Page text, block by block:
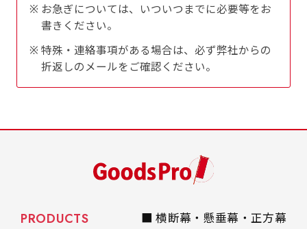
お急ぎについては、いついつまでに必要等をお
書きください。
特殊・連絡事項がある場合は、必ず弊社からの
折返しのメールをご確認ください。
自由入力(60x180以内)
あんな場所こんな場所お好みのサイズでお好みの
（※cm単位での指定でおねがいいたします。）
レギュラーのれん
(180x50)
PRODUCTS
■ 横断幕・懸垂幕・正方幕